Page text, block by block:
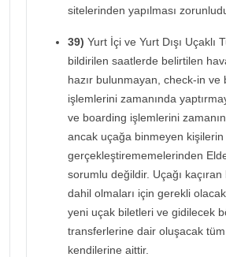
sitelerinden yapılması
39) Yurt İçi ve Yurt Dışı Uçaklı
bildirilen saatlerde belirtilen
hazır bulunmayan, check-in ve
işlemlerini zamanında
ve boarding işlemlerini
ancak uçağa binmeyen kişilerin
gerçekleştirememelerinden
sorumlu değildir. Uçağı
dahil olmaları için gerekli
yeni uçak biletleri ve gidilecek
transferlerine dair oluşacak
kendilerine aittir.